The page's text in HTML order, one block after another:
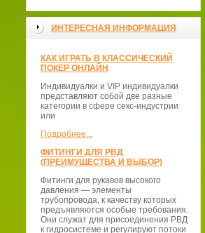
ИНТЕРЕСНАЯ ИНФОРМАЦИЯ
КАК ИГРАТЬ В КЛАССИЧЕСКИЙ
ПОКЕР ОНЛАЙН
Индивидуалки и VIP индивидуалки
представляют собой две разные
категории в сфере секс-индустрии
или
Подробнее...
ФИТИНГИ ДЛЯ РВД
(ПРЕИМУЩЕСТВА И ВЫБОР)
Фитинги для рукавов высокого
давления — элементы
трубопровода, к качеству которых
предъявляются особые требования.
Они служат для присоединения РВД
к гидросистеме и регулируют потоки